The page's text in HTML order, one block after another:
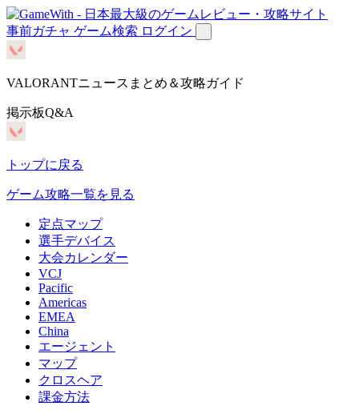
事前ガチャ ゲーム検索 ログイン
VALORANTニュースまとめ＆攻略ガイド
掲示板Q&A
トップに戻る
ゲーム攻略一覧を見る
定点マップ
選手デバイス
大会カレンダー
VCJ
Pacific
Americas
EMEA
China
エージェント
マップ
クロスヘア
課金方法